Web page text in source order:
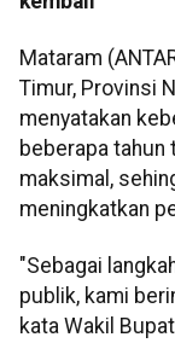
Mataram
Timur, Provinsi
menyatakan
beberapa
maksimal,
meningkatkan
"Sebagai
publik, kami
kata Wakil